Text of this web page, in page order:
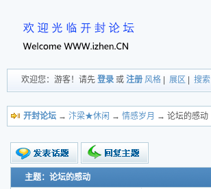
欢迎您：游客！请先 登录 或 注册 风格 展区 搜索
开封论坛 → 汴梁★休闲 → 情感岁月 → 论坛的感动
新的主题
主题：论坛的感动